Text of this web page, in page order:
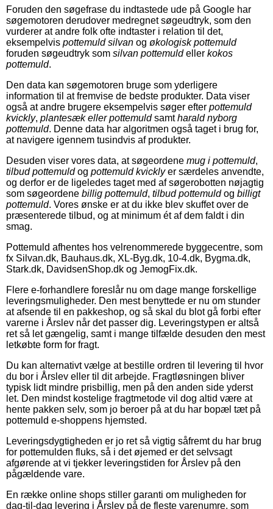
Foruden den søgefrase du indtastede ude på Google har
søgemotoren derudover medregnet søgeudtryk, som den
vurderer at andre folk ofte indtaster i relation til det,
eksempelvis pottemuld silvan og økologisk pottemuld
foruden søgeudtryk som silvan pottemuldeller kokos
pottemuld.
Den data kan søgemotoren bruge som yderligere
information til at fremvise de bedste produkter. Data viser
også at andre brugere eksempelvis søger efter pottemuld
kvickly, plantesæk eller pottemuldsamtharald nyborg
pottemuld. Denne data har algoritmen også taget i brug for,
at navigere igennem tusindvis af produkter.
Desuden viser vores data, at søgeordene mug i pottemuld,
tilbud pottemuldog pottemuld kvicklyer særdeles anvendte,
og derfor er de ligeledes taget med af søgerobotten nøjagtig
som søgeordene billig pottemuld, tilbud pottemuldog billigt
pottemuld. Vores ønske er at du ikke blev skuffet over de
præsenterede tilbud, og at minimum ét af dem faldt i din
smag.
Pottemuld afhentes hos velrenommerede byggecentre, som
fx Silvan.dk, Bauhaus.dk, XL-Byg.dk, 10-4.dk, Bygma.dk,
Stark.dk, DavidsenShop.dk og JemogFix.dk.
Flere e-forhandlere foreslår nu om dage mange forskellige
leveringsmuligheder. Den mest benyttede er nu om stunder
at afsende til en pakkeshop, og så skal du blot gå forbi efter
varerne i Årslev når det passer dig. Leveringstypen er altså
ret så let gængelig, samt i mange tilfælde desuden den mest
letkøbte form for fragt.
Du kan alternativt vælge at bestille ordren til levering til hvor
du bor i Årslev eller til dit arbejde. Fragtløsningen bliver
typisk lidt mindre prisbillig, men på den anden side yderst
let. Den mindst kostelige fragtmetode vil dog altid være at
hente pakken selv, som jo beroer på at du har bopæl tæt på
pottemuld e-shoppens hjemsted.
Leveringsdygtigheden er jo ret så vigtig såfremt du har brug
for pottemulden fluks, så i det øjemed er det selvsagt
afgørende at vi tjekker leveringstiden for Årslev på den
pågældende vare.
En række online shops stiller garanti om muligheden for
dag-til-dag levering i Årslev på de fleste varenumre, som